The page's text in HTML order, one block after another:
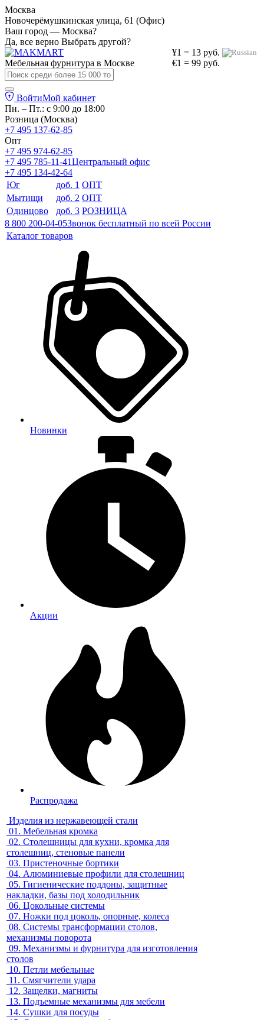
Москва
Новочерёмушкинская улица, 61 (Офис)
Ваш город — Москва?
Да, все верно Выбрать другой?
¥1 = 13 руб.
€1 = 99 руб.
Мебельная фурнитура в Москве
ВойтиМой кабинет
Пн. – Пт.: с 9:00 до 18:00
Розница (Москва)
+7 495 137-62-85
Опт
+7 495 974-62-85
+7 495 785-11-41Центральный офис
+7 495 134-42-64
Юг
доб. 1 ОПТ
Мытищи
доб. 2 ОПТ
Одинцово
доб. 3 РОЗНИЦА
8 800 200-04-05Звонок бесплатный по всей России
Каталог товаров
Новинки
Акции
Распродажа
Изделия из нержавеющей стали
01. Мебельная кромка
02. Столешницы для кухни, кромка для
столешниц, стеновые панели
03. Пристеночные бортики
04. Алюминиевые профили для столешниц
05. Гигиенические поддоны, защитные
накладки, базы под холодильник
06. Цокольные системы
07. Ножки под цоколь, опорные, колеса
08. Системы трансформации столов,
механизмы поворота
09. Механизмы и фурнитура для изготовления
столов
10. Петли мебельные
11. Смягчители удара
12. Защелки, магниты
13. Подъемные механизмы для мебели
14. Сушки для посуды